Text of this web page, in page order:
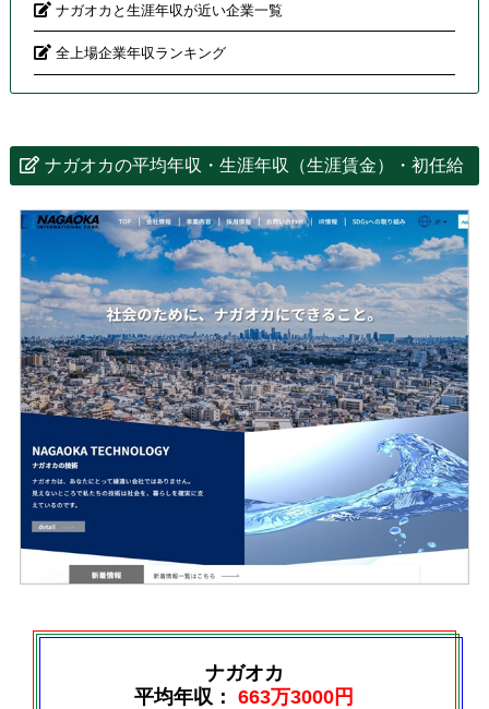
ナガオカと生涯年収が近い企業一覧
全上場企業年収ランキング
ナガオカの平均年収・生涯年収（生涯賃金）・初任給
ナガオカ
平均年収：663万3000円